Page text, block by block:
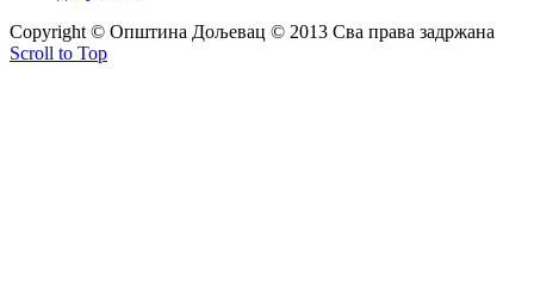
Copyright © Oпштина Дољевац © 2013 Сва права задржана
Scroll to Top